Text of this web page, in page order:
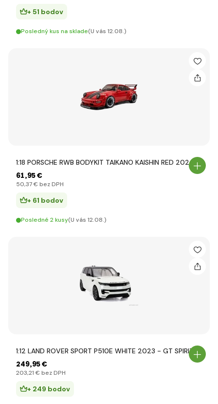
+ 51 bodov
Posledný kus na sklade(U vás 12.08.)
1:18 PORSCHE RWB BODYKIT TAIKANO KAISHIN RED 2024
61,95 €
50,37 € bez DPH
+ 61 bodov
Posledné 2 kusy(U vás 12.08.)
1:12 LAND ROVER SPORT P510E WHITE 2023 - GT SPIRIT
249,95 €
203,21 € bez DPH
+ 249 bodov